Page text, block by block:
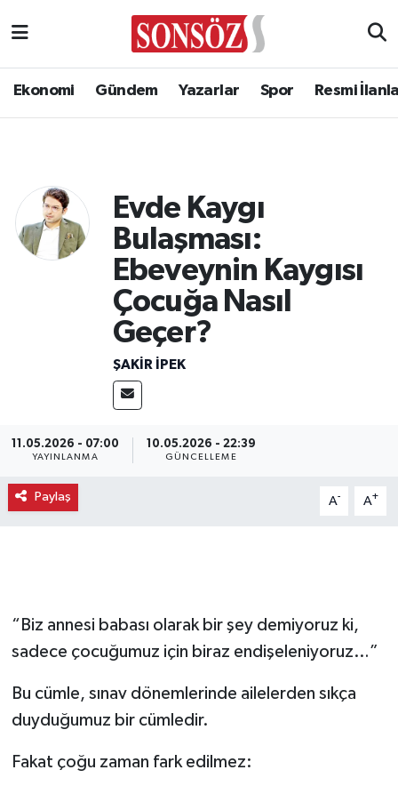
Ekonomi Gündem Yazarlar Spor Resmi
Evde Kaygı
Bulaşması:
Ebeveynin Kaygısı
Çocuğa Nasıl
Geçer?
ŞAKIR İPEK
11.05.2026 - 07:00
YAYINLANMA
10.05.2026 - 22:39
GÜNCELLEME
Paylaş A- A+
“Biz annesi babası olarak bir şey demiyoruz ki,
sadece çocuğumuz için biraz endişeleniyoruz…”
Bu cümle, sınav dönemlerinde ailelerden sıkça
duyduğumuz bir cümledir.
Fakat çoğu zaman fark edilmez: